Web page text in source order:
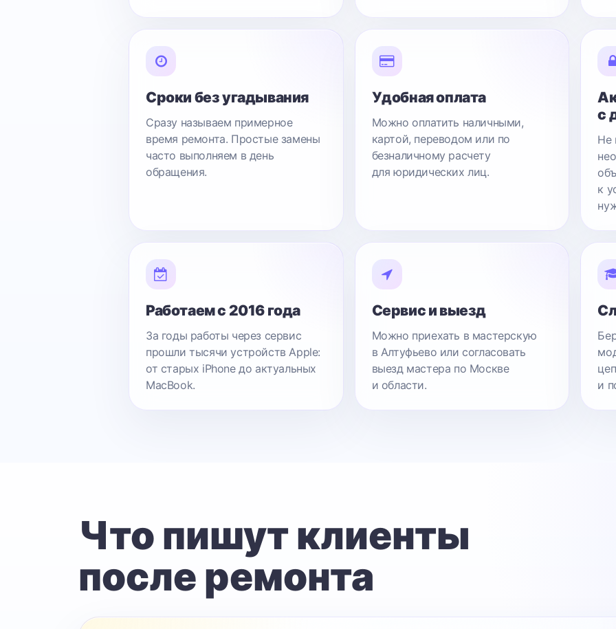
Сроки без угадывания
Сразу называем примерное
время ремонта. Простые замены
часто выполняем в день
обращения.
Удобная оплата
Можно оплатить наличными,
картой, переводом или по
безналичному расчету
для юридических лиц.
с
Не
к
Работаем с 2016 года
За годы работы через сервис
прошли тысячи устройств Apple:
от старых iPhone до актуальных
MacBook.
Сервис и выезд
Можно приехать в мастерскую
в Алтуфьево или согласовать
выезд мастера по Москве
и области.
и
Что пишут клиенты
после ремонта